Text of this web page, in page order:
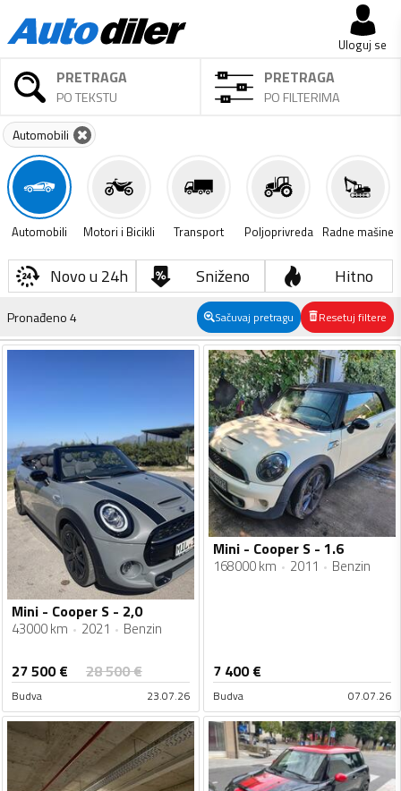
Uloguj se
PRETRAGA
PO TEKSTU
PRETRAGA
PO FILTERIMA
Automobili
Automobili Motori i Bicikli Transport Poljoprivreda Radne mašine
Novo u 24h Sniženo Hitno
Pronađeno4 Sačuvaj pretragu Resetuj filtere
Mini - Cooper S - 2,0
43000 km 2021 Benzin
27 500€ 28 500€
Budva 23.07.26
Mini - Cooper S - 1.6
168000 km 2011 Benzin
7 400€
Budva 07.07.26